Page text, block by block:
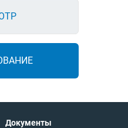
Документы